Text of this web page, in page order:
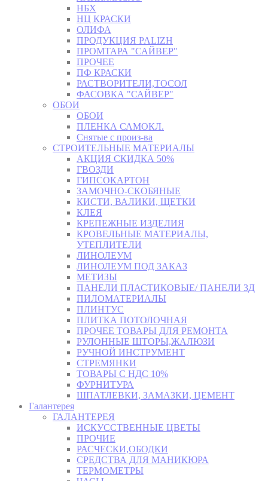
НБХ
НЦ КРАСКИ
ОЛИФА
ПРОДУКЦИЯ PALIZH
ПРОМТАРА "САЙВЕР"
ПРОЧЕЕ
ПФ КРАСКИ
РАСТВОРИТЕЛИ,ТОСОЛ
ФАСОВКА "САЙВЕР"
ОБОИ
ОБОИ
ПЛЕНКА САМОКЛ.
Снятые с произ-ва
СТРОИТЕЛЬНЫЕ МАТЕРИАЛЫ
АКЦИЯ СКИДКА 50%
ГВОЗДИ
ГИПСОКАРТОН
ЗАМОЧНО-СКОБЯНЫЕ
КИСТИ, ВАЛИКИ, ЩЕТКИ
КЛЕЯ
КРЕПЕЖНЫЕ ИЗДЕЛИЯ
КРОВЕЛЬНЫЕ МАТЕРИАЛЫ,
УТЕПЛИТЕЛИ
ЛИНОЛЕУМ
ЛИНОЛЕУМ ПОД ЗАКАЗ
МЕТИЗЫ
ПАНЕЛИ ПЛАСТИКОВЫЕ/ ПАНЕЛИ 3Д
ПИЛОМАТЕРИАЛЫ
ПЛИНТУС
ПЛИТКА ПОТОЛОЧНАЯ
ПРОЧЕЕ ТОВАРЫ ДЛЯ РЕМОНТА
РУЛОННЫЕ ШТОРЫ,ЖАЛЮЗИ
РУЧНОЙ ИНСТРУМЕНТ
СТРЕМЯНКИ
ТОВАРЫ С НДС 10%
ФУРНИТУРА
ШПАТЛЕВКИ, ЗАМАЗКИ, ЦЕМЕНТ
Галантерея
ГАЛАНТЕРЕЯ
ИСКУССТВЕННЫЕ ЦВЕТЫ
ПРОЧИЕ
РАСЧЕСКИ,ОБОДКИ
СРЕДСТВА ДЛЯ МАНИКЮРА
ТЕРМОМЕТРЫ